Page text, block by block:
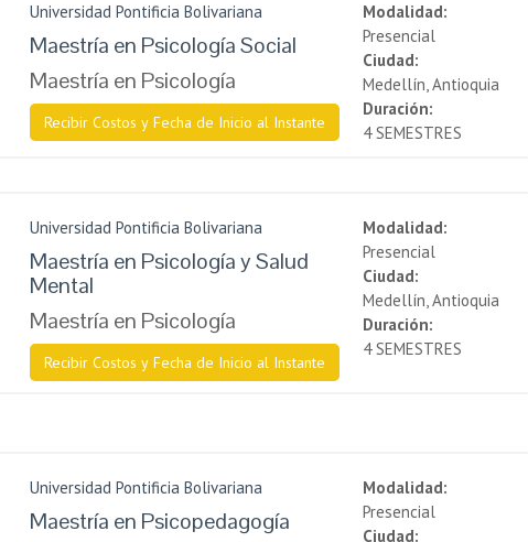
Universidad Pontificia Bolivariana
Maestría en Psicología Social
Maestría en Psicología
Recibir Costos y Fecha de Inicio al Instante
Modalidad:
Presencial
Ciudad:
Medellín, Antioquia
Duración:
4 SEMESTRES
Universidad Pontificia Bolivariana
Maestría en Psicología y Salud
Mental
Maestría en Psicología
Recibir Costos y Fecha de Inicio al Instante
Modalidad:
Presencial
Ciudad:
Medellín, Antioquia
Duración:
4 SEMESTRES
Universidad Pontificia Bolivariana
Maestría en Psicopedagogía
Modalidad:
Presencial
Ciudad: